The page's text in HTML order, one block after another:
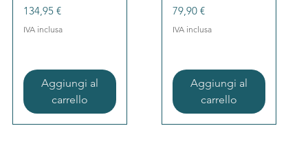
Prezzo
134,95 €
IVA inclusa
Aggiungi al
carrello
Prezzo
79,90 €
IVA inclusa
Aggiungi al
carrello